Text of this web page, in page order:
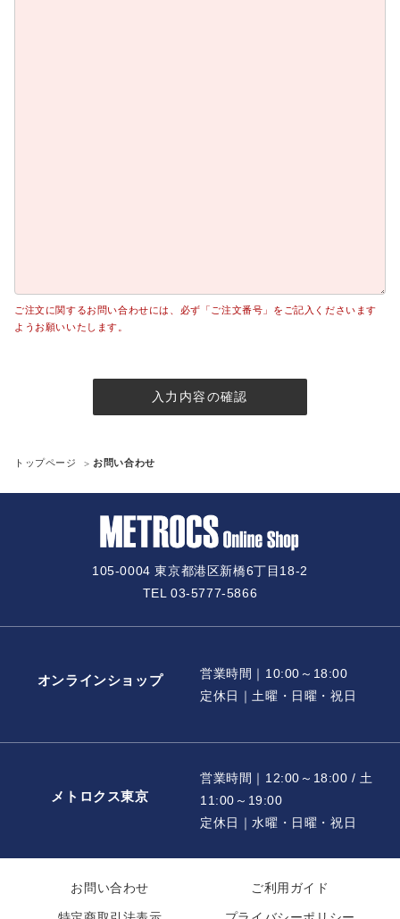
ご注文に関するお問い合わせには、必ず「ご注文番号」をご記入くださいます
ようお願いいたします。
入力内容の確認
トップページ お問い合わせ
105-0004 東京都港区新橋6丁目18-2
TEL 03-5777-5866
オンラインショップ
営業時間｜10:00～18:00
定休日｜土曜・日曜・祝日
メトロクス東京
営業時間｜12:00～18:00 / 土
11:00～19:00
定休日｜水曜・日曜・祝日
お問い合わせ ご利用ガイド